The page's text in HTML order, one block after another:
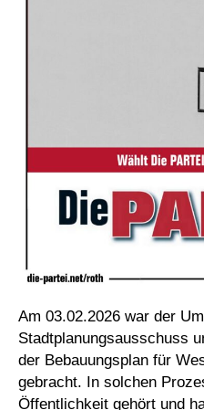
Am 03.02.2026 war der
Stadtplanungsausschuss
der Bebauungsplan für
gebracht. In solchen
Öffentlichkeit gehört und